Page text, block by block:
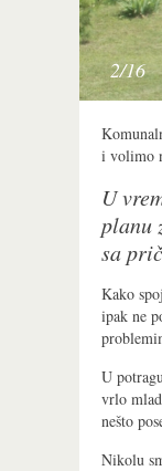
2/16
i volimo
U
planu
sa
Kako
ipak ne
U
vrlo
nešto
Nikolu